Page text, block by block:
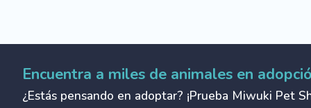
Encuentra a miles de animales en
¿Estás pensando en adoptar? ¡Prueba Miwuki Pet